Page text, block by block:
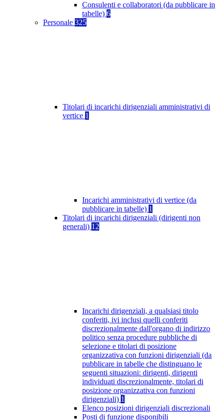
Consulenti e collaboratori (da pubblicare in
tabelle) 6
Personale 325
Titolari di incarichi dirigenziali amministrativi di
vertice 1
Incarichi amministrativi di vertice (da
pubblicare in tabelle) 1
Titolari di incarichi dirigenziali (dirigenti non
generali) 12
Incarichi dirigenziali, a qualsiasi titolo
conferiti, ivi inclusi quelli conferiti
discrezionalmente dall'organo di indirizzo
politico senza procedure pubbliche di
selezione e titolari di posizione
organizzativa con funzioni dirigenziali (da
pubblicare in tabelle che distinguano le
seguenti situazioni: dirigenti, dirigenti
individuati discrezionalmente, titolari di
posizione organizzativa con funzioni
dirigenziali) 1
Elenco posizioni dirigenziali discrezionali
Posti di funzione disponibili